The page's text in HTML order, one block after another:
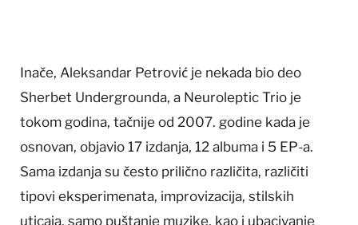
Inače, Aleksandar Petrović je nekada bio deo
Sherbet Undergrounda, a Neuroleptic Trio je
tokom godina, tačnije od 2007. godine kada je
osnovan, objavio 17 izdanja, 12 albuma i 5 EP-a.
Sama izdanja su često prilično različita, različiti
tipovi eksperimenata, improvizacija, stilskih
uticaja, samo puštanje muzike, kao i ubacivanje